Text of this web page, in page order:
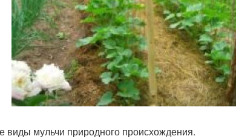
виды мульчи природного происхождения.